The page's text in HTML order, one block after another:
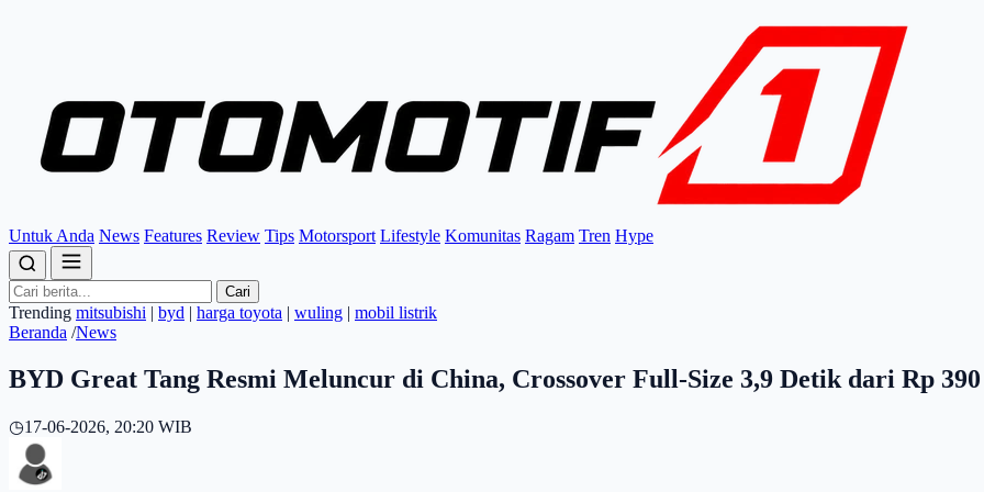
Untuk Anda News Features Review Tips Motorsport Lifestyle Komunitas Ragam Tren Hype
Cari
Trending mitsubishi | byd | harga toyota | wuling | mobil listrik
Beranda /News
BYD Great Tang Resmi Meluncur di China, Crossover Full-Size 3,9 Detik dari Rp
◷17-06-2026, 20:20 WIB